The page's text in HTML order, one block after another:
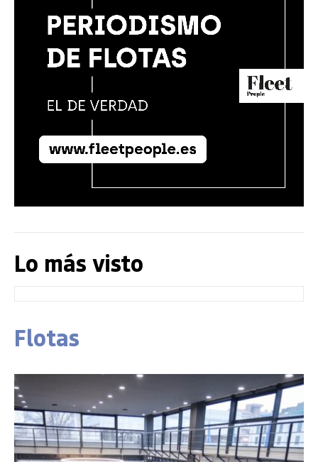
Lo más visto
Flotas